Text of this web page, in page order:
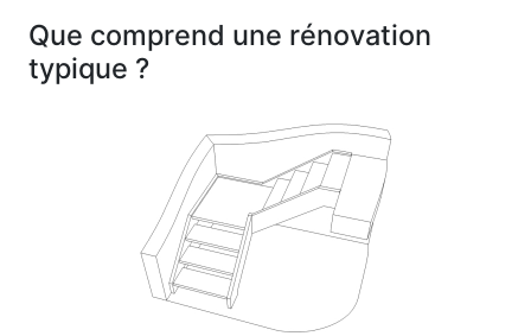
Que comprend une rénovation
typique ?